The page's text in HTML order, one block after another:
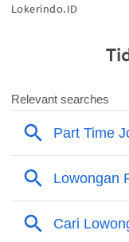
Lokerindo.ID